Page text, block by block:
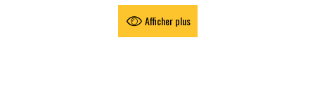
Afficher plus